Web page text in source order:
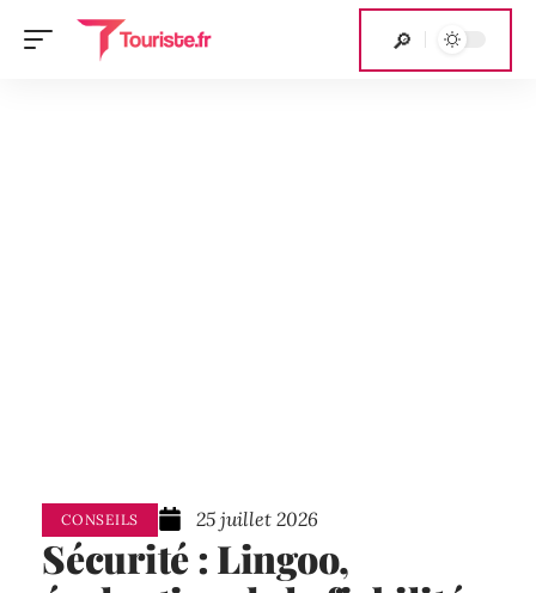
CONSEILS 25 juillet 2026
Sécurité : Lingoo,